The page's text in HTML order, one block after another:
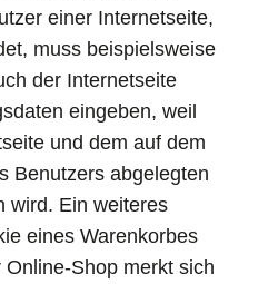
einer Internetseite,
muss beispielsweise
der Internetseite
eingeben, weil
und dem auf dem
Benutzers abgelegten
wird. Ein weiteres
eines Warenkorbes
Shop merkt sich